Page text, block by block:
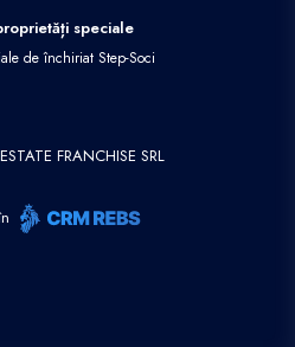
speciale
de închiriat Step-Soci
FRANCHISE SRL